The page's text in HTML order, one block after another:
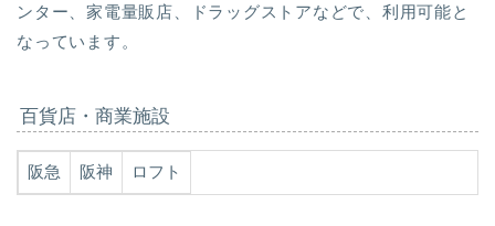
ンター、家電量販店、ドラッグストアなどで、利用可能と
なっています。
百貨店・商業施設
阪急 阪神 ロフト